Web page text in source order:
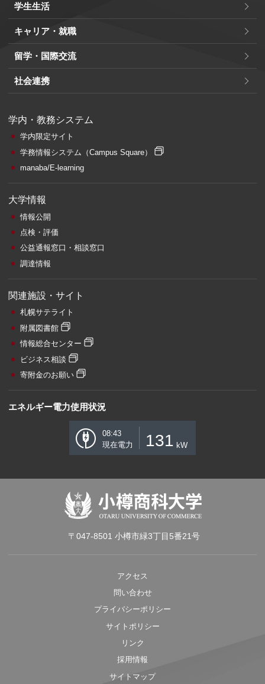
学生生活
キャリア・就職
留学・国際交流
社会連携
学内・教務システム
学内限定サイト
学務情報システム （Campus Square）
manaba/E-learning
大学情報
情報公開
点検・評価
公益通報窓口・相談窓口
調達情報
関連施設・サイト
札幌サテライト
附属図書館
情報総合センター
ビジネス相談
寄附金のお願い
エネルギー電力使用状況
08:43
現在電力
131 kW
〒047-8501 小樽市緑3丁目5番21号
アクセス
問い合わせ
プライバシーポリシー
サイトポリシー
リンク
採用情報
サイトマップ